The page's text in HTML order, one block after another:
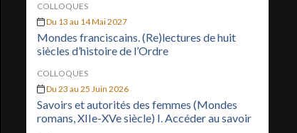
COLLOQUES
Du 13 au 14 Mai 2027
Mondes franciscains. (Re)lectures de huit
siècles d’histoire de l’Ordre
COLLOQUES
Du 23 au 25 Juin 2026
Savoirs et autorités des femmes (Mondes
romans, XIIe-XVe siècle) I. Accéder au savoir